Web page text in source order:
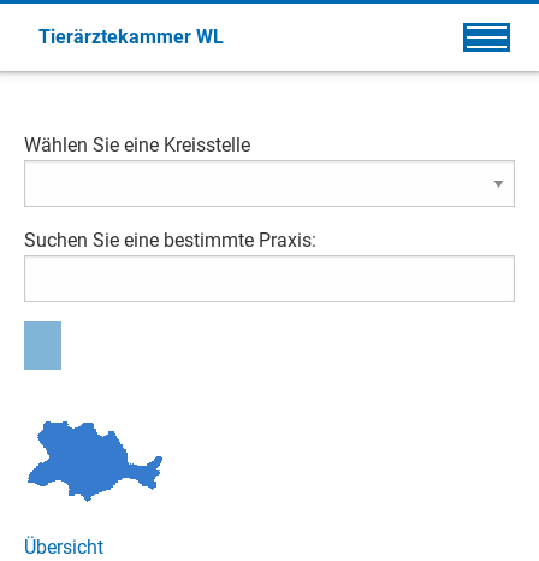
Tierärztekammer WL
Wählen Sie eine Kreisstelle
Suchen Sie eine bestimmte Praxis:
Übersicht